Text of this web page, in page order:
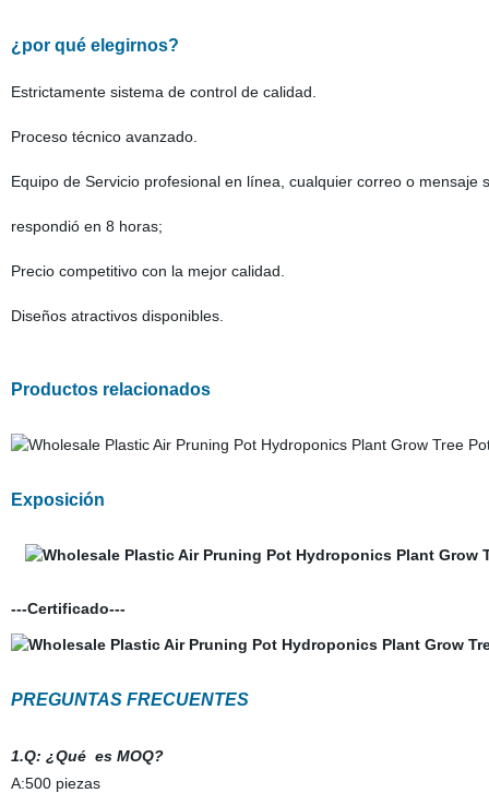
¿por qué elegirnos?
Estrictamente sistema de control de calidad.
Proceso técnico avanzado.
Equipo de Servicio profesional en línea, cualquier correo o
respondió en 8 horas;
Precio competitivo con la mejor calidad.
Diseños atractivos disponibles.
Productos relacionados
Exposición
---Certificado---
PREGUNTAS FRECUENTES
1.Q: ¿Qué es MOQ?
A:500 piezas